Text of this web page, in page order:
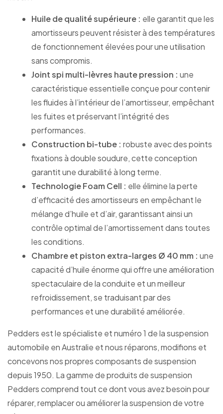
Huile de qualité supérieure : elle garantit que les
amortisseurs peuvent résister à des températures
de fonctionnement élevées pour une utilisation
sans compromis.
Joint spi multi-lèvres haute pression : une
caractéristique essentielle conçue pour contenir
les fluides à l’intérieur de l’amortisseur, empêchant
les fuites et préservant l’intégrité des
performances.
Construction bi-tube : robuste avec des points
fixations à double soudure, cette conception
garantit une durabilité à long terme.
Technologie Foam Cell : elle élimine la perte
d’efficacité des amortisseurs en empêchant le
mélange d’huile et d’air, garantissant ainsi un
contrôle optimal de l’amortissement dans toutes
les conditions.
Chambre et piston extra-larges Ø 40 mm : une
capacité d’huile énorme qui offre une amélioration
spectaculaire de la conduite et un meilleur
refroidissement, se traduisant par des
performances et une durabilité améliorée.
Pedders est le spécialiste et numéro 1 de la suspension
automobile en Australie et nous réparons, modifions et
concevons nos propres composants de suspension
depuis 1950. La gamme de produits de suspension
Pedders comprend tout ce dont vous avez besoin pour
réparer, remplacer ou améliorer la suspension de votre